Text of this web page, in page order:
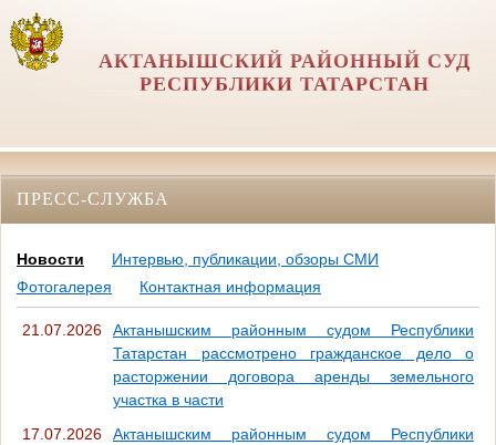
АКТАНЫШСКИЙ РАЙОННЫЙ СУД
РЕСПУБЛИКИ ТАТАРСТАН
ПРЕСС-СЛУЖБА
Новости
Интервью, публикации, обзоры СМИ
Фотогалерея
Контактная информация
21.07.2026
Актанышским районным судом Республики
Татарстан рассмотрено гражданское дело о
расторжении договора аренды земельного
участка в части
17.07.2026
Актанышским районным судом Республики